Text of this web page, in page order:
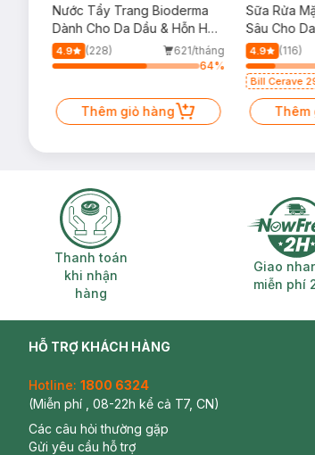
Nước Tẩy Trang Bioderma
Dành Cho Da Dầu & Hỗn Hợp
500ml
4.9 (228)
621/tháng
64%
Thêm giỏ hàng
Sữa Rửa
Sâu Cho
Dầu 473ml
4.9 (116)
Bill Cerave
Thêm
Thanh toán khi nhận hàng
Thanh toán
khi nhận
hàng
Giao
miễn phí
HỖ TRỢ KHÁCH HÀNG
Hotline: 1800 6324
(Miễn phí , 08-22h kể cả T7, CN)
Các câu hỏi thường gặp
Gửi yêu cầu hỗ trợ